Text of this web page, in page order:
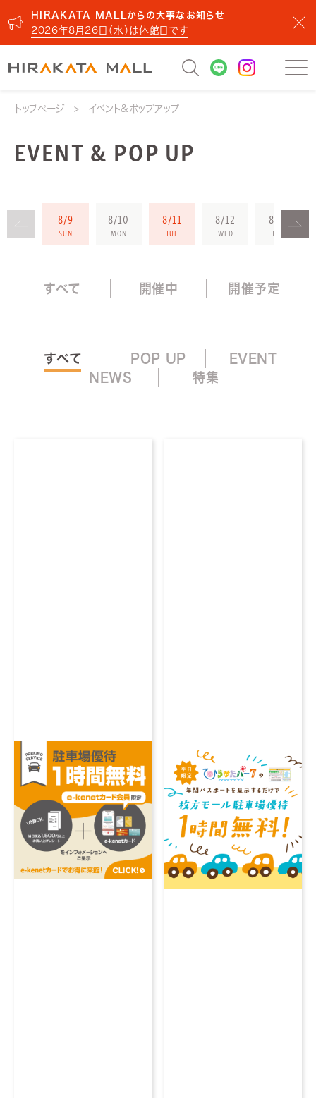
HIRAKATA MALLからの大事なお知らせ
2026年8月26日（水）は休館日です
トップページ イベント&ポップアップ
EVENT & POP UP
8/9
SUN
8/10
MON
8/11
TUE
8/12
WED
8/13
THU
すべて 開催中 開催予定
すべて POP UP
EVENT
NEWS
特集